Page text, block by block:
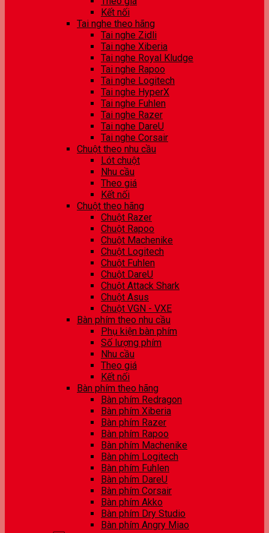
Kết nối
Tai nghe theo hãng
Tai nghe Zidli
Tai nghe Xiberia
Tai nghe Royal Kludge
Tai nghe Rapoo
Tai nghe Logitech
Tai nghe HyperX
Tai nghe Fuhlen
Tai nghe Razer
Tai nghe DareU
Tai nghe Corsair
Chuột theo nhu cầu
Lót chuột
Nhu cầu
Theo giá
Kết nối
Chuột theo hãng
Chuột Razer
Chuột Rapoo
Chuột Machenike
Chuột Logitech
Chuột Fuhlen
Chuột DareU
Chuột Attack Shark
Chuột Asus
Chuột VGN - VXE
Bàn phím theo nhu cầu
Phụ kiện bàn phím
Số lượng phím
Nhu cầu
Theo giá
Kết nối
Bàn phím theo hãng
Bàn phím Redragon
Bàn phím Xiberia
Bàn phím Razer
Bàn phím Rapoo
Bàn phím Machenike
Bàn phím Logitech
Bàn phím Fuhlen
Bàn phím DareU
Bàn phím Corsair
Bàn phím Akko
Bàn phím Dry Studio
Bàn phím Angry Miao